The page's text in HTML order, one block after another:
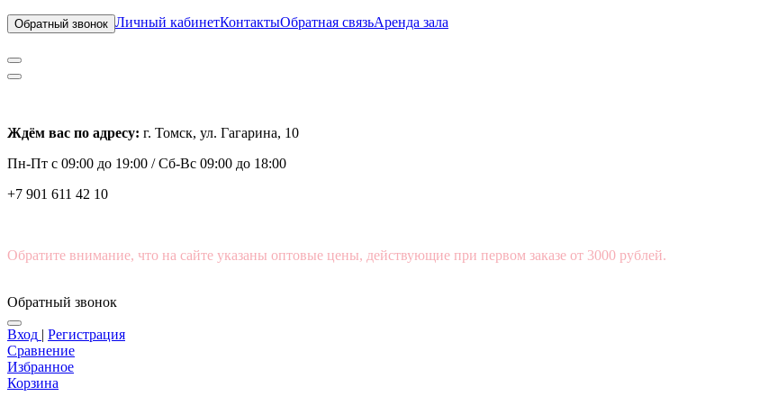
Обратный звонок Личный кабинетКонтактыОбратная связьАренда зала
Ждём вас по адресу: г. Томск, ул. Гагарина, 10
Пн-Пт с 09:00 до 19:00 /Сб-Вс 09:00 до 18:00
+7 901 611 42 10
Обратите внимание, что на сайте указаны оптовые цены, действующие при первом заказе от 3000 рублей.
Обратный звонок
Вход | Регистрация
Сравнение
Избранное
Корзина